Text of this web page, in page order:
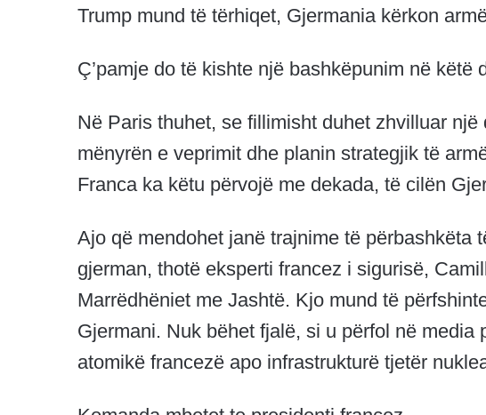
Trump mund të tërhiqet, Gjermania kërkon
Ç’pamje do të kishte një bashkëpunim në këtë
Në Paris thuhet, se fillimisht duhet zhvilluar
mënyrën e veprimit dhe planin strategjik të
Franca ka këtu përvojë me dekada, të cilën
Ajo që mendohet janë trajnime të përbashkëta
gjerman, thotë eksperti francez i sigurisë,
Marrëdhëniet me Jashtë. Kjo mund të
Gjermani. Nuk bëhet fjalë, si u përfol në media
atomikë francezë apo infrastrukturë tjetër